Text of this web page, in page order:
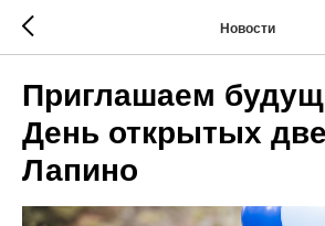
Новости
Приглашаем
День открытых
Лапино